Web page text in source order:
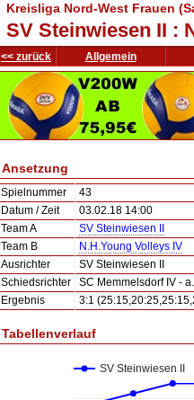
Kreisliga Nord-West Frauen
SV Steinwiesen II :
<< zurück Allgemein
Ansetzung
Spielnummer
43
Datum / Zeit
03.02.18 14:00
Team A
SV Steinwiesen II
Team B
N.H.Young Volleys IV
Ausrichter
SV Steinwiesen II
Schiedsrichter
SC Memmelsdorf IV -
Ergebnis
3:1
Tabellenverlauf
SV Steinwiesen II